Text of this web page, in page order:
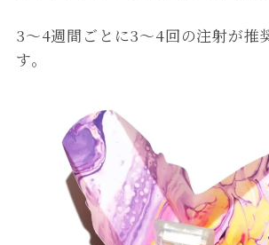
3〜4週間ごとに3〜4回の注射が推
す。